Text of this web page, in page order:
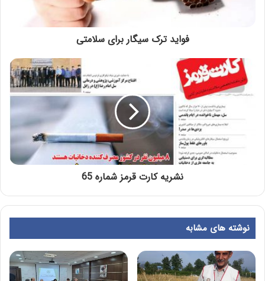
فواید ترک سیگار برای سلامتی
نشریه کارت قرمز شماره 65
نوشته های مشابه